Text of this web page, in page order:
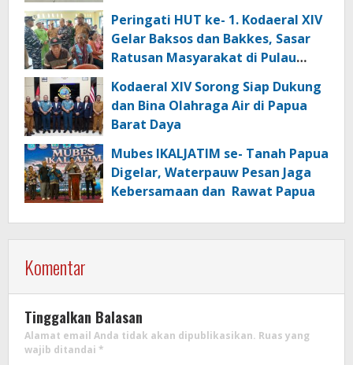
Peringati HUT ke- 1. Kodaeral XIV
Gelar Baksos dan Bakkes, Sasar
Ratusan Masyarakat di Pulau
Kodaeral XIV Sorong Siap Dukung
dan Bina Olahraga Air di Papua
Barat Daya
Mubes IKALJATIM se- Tanah Papua
Digelar, Waterpauw Pesan Jaga
Kebersamaan dan Rawat Papua
Komentar
Tinggalkan Balasan
Alamat email Anda tidak akan dipublikasikan. Ruas yang
wajib ditandai *